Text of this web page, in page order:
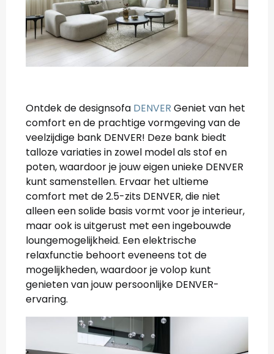
Ontdek de designsofa DENVER Geniet van het
comfort en de prachtige vormgeving van de
veelzijdige bank DENVER! Deze bank biedt
talloze variaties in zowel model als stof en
poten, waardoor je jouw eigen unieke DENVER
kunt samenstellen. Ervaar het ultieme
comfort met de 2.5-zits DENVER, die niet
alleen een solide basis vormt voor je interieur,
maar ook is uitgerust met een ingebouwde
loungemogelijkheid. Een elektrische
relaxfunctie behoort eveneens tot de
mogelijkheden, waardoor je volop kunt
genieten van jouw persoonlijke DENVER-
ervaring.